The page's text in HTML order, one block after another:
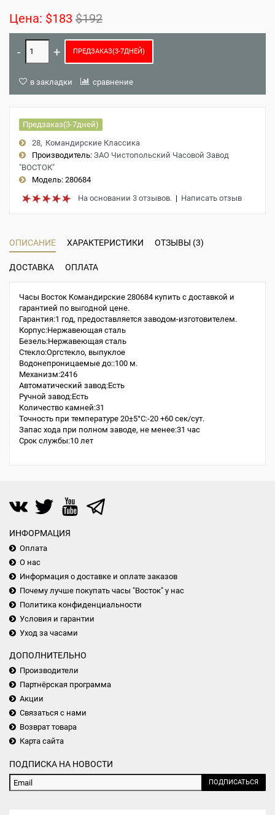
Цена: $183 $192
ПРЕДЗАКАЗ(3-7ДНЕЙ)
в закладки сравнение
Предзаказ(3-7дней)
28 Командирские Классика
Производитель: ЗАО Чистопольский Часовой Завод
"ВОСТОК"
Модель: 280684
На основании 3 отзывов. | Написать отзыв
ОПИСАНИЕ ХАРАКТЕРИСТИКИ ОТЗЫВЫ (3)
ДОСТАВКА ОПЛАТА
Часы Восток Командирские 280684 купить с доставкой и
гарантией по выгодной цене.
Гарантия:1 год, предоставляется заводом-изготовителем.
Корпус:Нержавеющая сталь
Безель:Нержавеющая сталь
Стекло:Оргстекло, выпуклое
Водонепроницаемые до::100 м.
Механизм:2416
Автоматический завод:Есть
Ручной завод:Есть
Количество камней:31
Точность при температуре 20±5°С:-20 +60 сек/сут.
Запас хода при полном заводе, не менее:31 час
Срок службы:10 лет
ИНФОРМАЦИЯ
Оплата
О нас
Информация о доставке и оплате заказов
Почему лучше покупать часы "Восток" у нас
Политика конфиденциальности
Условия и гарантии
Уход за часами
ДОПОЛНИТЕЛЬНО
Производители
Партнёрская программа
Акции
Связаться с нами
Возврат товара
Карта сайта
ПОДПИСКА НА НОВОСТИ
ПОДПИСАТЬСЯ